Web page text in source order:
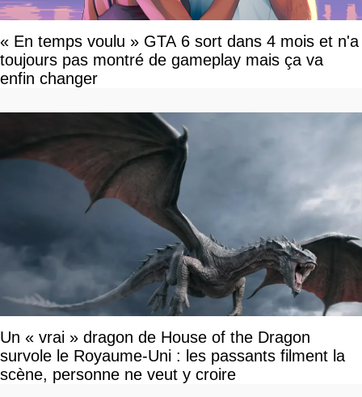
« En temps voulu » GTA 6 sort dans 4 mois et n'a
toujours pas montré de gameplay mais ça va
enfin changer
Un « vrai » dragon de House of the Dragon
survole le Royaume-Uni : les passants filment la
scène, personne ne veut y croire